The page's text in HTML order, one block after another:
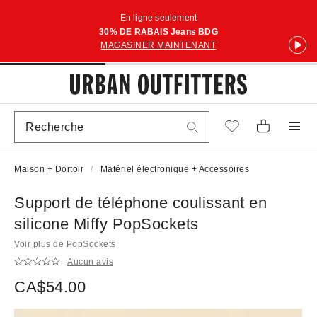
En ligne seulement
30% DE RABAIS Jeans BDG
MAGASINER MAINTENANT
Maison + Dortoir Matériel électronique + Accessoires
Support de téléphone coulissant en
silicone Miffy PopSockets
Voir plus de PopSockets
Aucun avis
CA$54.00